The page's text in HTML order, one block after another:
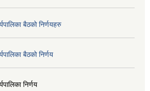
बैठको निर्णयहरु
बैठको निर्णय
निर्णय